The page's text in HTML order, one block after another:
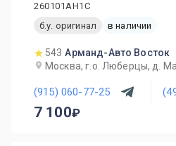
260101AH1C
б.у. оригинал
в наличии
543 Арманд-Авто Восток
Москва, г.о. Люберцы, д.
(915) 060-77-25
7 100